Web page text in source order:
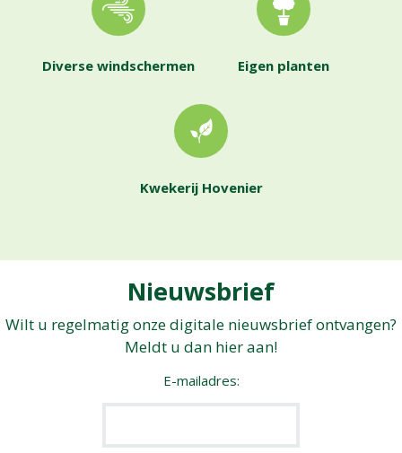
Diverse windschermen Eigen planten
Kwekerij Hovenier
Nieuwsbrief
Wilt u regelmatig onze digitale nieuwsbrief ontvangen?
Meldt u dan hier aan!
E-mailadres: